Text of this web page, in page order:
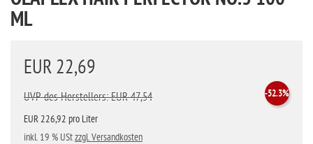
ML
EUR 22,69
-52.3%
UVP des Herstellers: EUR 47,54
EUR 226,92 pro Liter
inkl. 19 % UStzzgl. Versandkosten